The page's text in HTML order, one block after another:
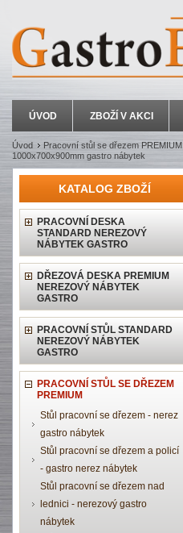
ÚVOD ZBOŽÍ V AKCI
Úvod Pracovní stůl se dřezem PREMIUM
1000x700x900mm gastro nábytek
KATALOG ZBOŽÍ
PRACOVNÍ DESKA
STANDARD NEREZOVÝ
NÁBYTEK GASTRO
DŘEZOVÁ DESKA PREMIUM
NEREZOVÝ NÁBYTEK
GASTRO
PRACOVNÍ STŮL STANDARD
NEREZOVÝ NÁBYTEK
GASTRO
PRACOVNÍ STŮL SE DŘEZEM
PREMIUM
Stůl pracovní se dřezem - nerez
gastro nábytek
Stůl pracovní se dřezem a policí
- gastro nerez nábytek
Stůl pracovní se dřezem nad
lednici - nerezový gastro
nábytek